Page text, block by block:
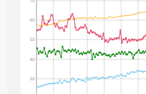
3,0
4,0
5,0
6,0